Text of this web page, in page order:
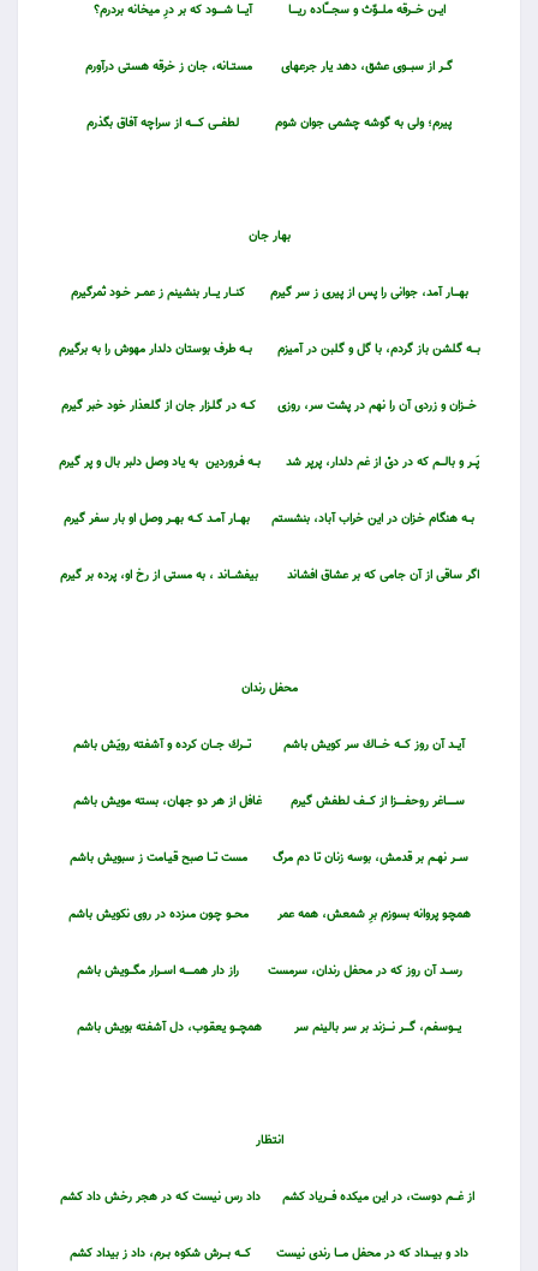
ايــن خــــرقه ملــــوّث و سجـــــّاده ريـــــا آيــــا شــــــود كه بر درِ ميخانه بردرم؟
گـــر از سبــــوى عشق، دهد يار جرعه‏اى مستــانه، جان ز خرقه هستى درآورم
پيرم؛ ولى به گوشه چشمى جوان شوم لطفــــى كــــــه از سراچه آفاق بگذرم
بهار جان
بهــــار آمد، جوانى را پس از پيرى ز سر گيرم كنـــار يــــار بنشينم ز عمـــر خــود ثمرگيرم
بــــه گلشن باز گردم، با گل و گلبن در آميزم بـــه طرف بوستان دلدار مهوش را به برگيرم
خــــزان و زردى آن را نهم در پشت سر، روزى كـــه در گلـزار جان از گل‏عذار خود خبر گيرم
پَـــر و بالــــم كه در دىْ از غم دلدار، پرپر شد بـــه فـروردين به ياد وصل دلبر بال و پر گيرم
بـــه هنگام خـزان در اين خراب آباد، بنشستم بهـــار آمــد كـــه بهـــر وصل او بار سفر گيرم
اگر ساقى از آن جامى كه بر عشاق افشاند بيفشـــاند ، به مستى از رخ او، پرده بر گيرم
محفل رندان
آيـــد آن روز كــــه خــــاك سر كويش باشم تــــرك جـــان كرده و آشفته رويَش باشم
ســـــــاغر روح‏فـــــــزا از كــــف لطفش گيرم غافل از هر دو جهان، بسته مويش باشم
ســـر نهــم بر قدمش، بوسه زنان تا دم مرگ مست تـــا صبح قيـامت ز سبويش باشم
همچـو پروانه بسوزم برِ شمعش، همه عمر محـــو چـون مى‏زده در روى نكويش باشم
رســـد آن روز كه در محفل رندان، سرمست راز دار همـــــــه اســـرار مگــــويش باشم
يــــوسفـم، گـــــر نـــــزند بر سر بالينم سر همچــــو يعقـوب، دل آشفته بويش باشم
انتظار
از غــــم دوست، در اين ميكده فــــرياد كشم داد رس نيست كـه در هجر رخش داد كشم
داد و بيــــداد كه در محفل مــــا رندى نيست كــــه بــــرش شكوه بــرم، داد ز بيداد كشم